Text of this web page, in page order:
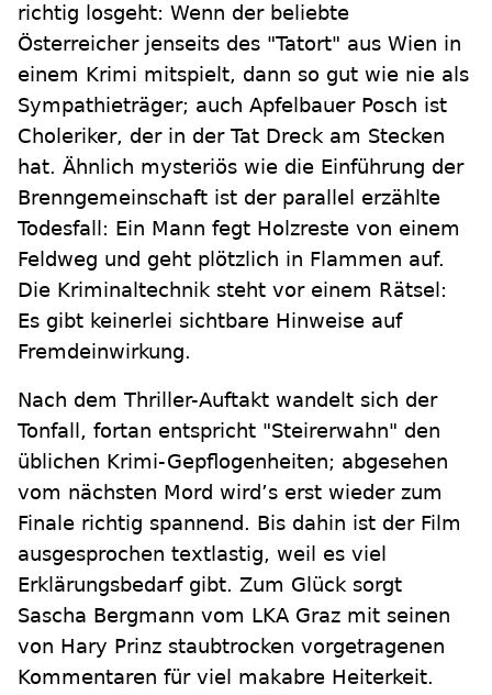
richtig losgeht: Wenn der beliebte
Österreicher jenseits des "Tatort" aus Wien in
einem Krimi mitspielt, dann so gut wie nie als
Sympathieträger; auch Apfelbauer Posch ist
Choleriker, der in der Tat Dreck am Stecken
hat. Ähnlich mysteriös wie die Einführung der
Brenngemeinschaft ist der parallel erzählte
Todesfall: Ein Mann fegt Holzreste von einem
Feldweg und geht plötzlich in Flammen auf.
Die Kriminaltechnik steht vor einem Rätsel:
Es gibt keinerlei sichtbare Hinweise auf
Fremdeinwirkung.
Nach dem Thriller-Auftakt wandelt sich der
Tonfall, fortan entspricht "Steirerwahn" den
üblichen Krimi-Gepflogenheiten; abgesehen
vom nächsten Mord wird’s erst wieder zum
Finale richtig spannend. Bis dahin ist der Film
ausgesprochen textlastig, weil es viel
Erklärungsbedarf gibt. Zum Glück sorgt
Sascha Bergmann vom LKA Graz mit seinen
von Hary Prinz staubtrocken vorgetragenen
Kommentaren für viel makabre Heiterkeit.